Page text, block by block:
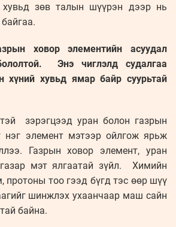
хувьд зөв талын шүүрэн дээр нь
ховор элементийн асуудал
Энэ чиглэлд судалгаа
хүний хувьд ямар байр суурьтай
зэрэгцээд уран болон газрын
нэг элемент мэтээр ойлгож ярьж
Газрын ховор элемент, уран
мэт ялгаатай зүйл. Химийн
тоо гээд бүгд тэс өөр шүү
шинжлэх ухаанчаар маш сайн
байна.